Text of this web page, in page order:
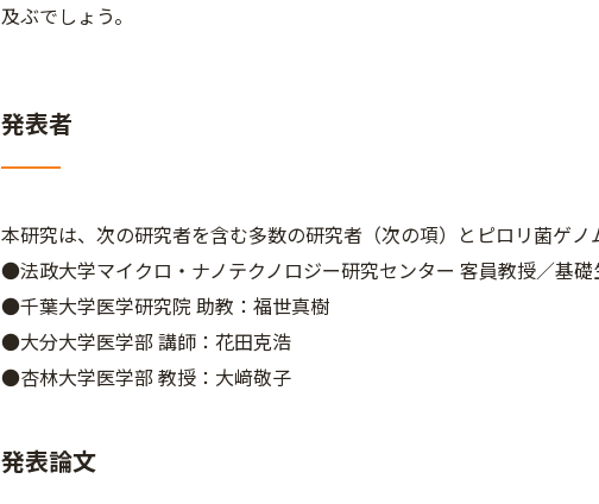
及ぶでしょう。
発表者
本研究は、次の研究者を含む多数の研究者（次の項）とピロリ菌ゲノ
●法政大学マイクロ・ナノテクノロジー研究センター 客員教授／基
●千葉大学医学研究院 助教：福世真樹
●大分大学医学部 講師：花田克浩
●杏林大学医学部 教授：大﨑敬子
発表論文